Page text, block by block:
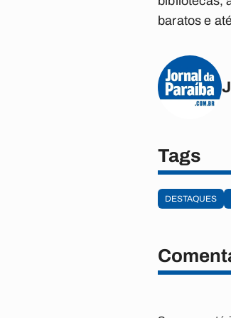
baratos e
Tags
DESTAQUES